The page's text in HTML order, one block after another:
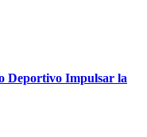
Deportivo Impulsar la